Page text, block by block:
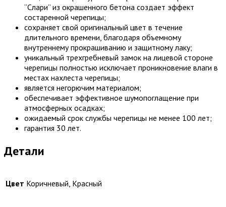
“Слари” из окрашенного бетона создает эффект
состаренной черепицы;
сохраняет свой оригинальный цвет в течение
длительного времени, благодаря объемному
внутреннему прокрашиванию и защитному лаку;
уникальный трехгребневый замок на лицевой стороне
черепицы полностью исключает проникновение влаги в
местах нахлеста черепицы;
является негорючим материалом;
обеспечивает эффективное шумопоглащение при
атмосферных осадках;
ожидаемый срок службы черепицы не менее 100 лет;
гарантия 30 лет.
Детали
Цвет Коричневый, Красный